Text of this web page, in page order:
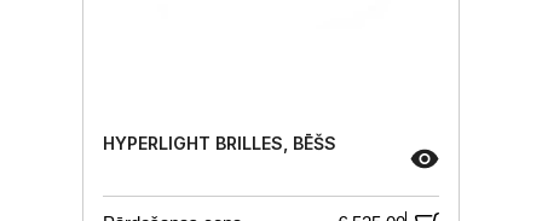
HYPERLIGHT BRILLES, BĒŠS